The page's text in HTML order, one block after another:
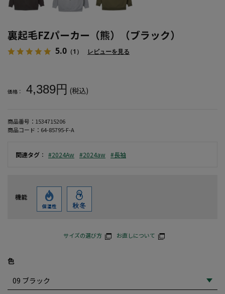
裏起毛FZパーカー（熊）（ブラック）
5.0 （1） レビューを見る
価格： 4,389円 (税込)
商品番号： 1534715206
商品コード： 64-85795-F-A
関連タグ ： #2024Aw #2024aw #長袖
機能
サイズの選び方 お直しについて
色